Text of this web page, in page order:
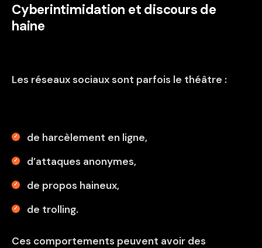
Cyberintimidation et discours de
haine
Les réseaux sociaux sont parfois le théâtre :
de harcèlement en ligne,
d’attaques anonymes,
de propos haineux,
de trolling.
Ces comportements peuvent avoir des